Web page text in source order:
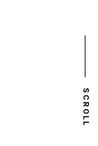
SCROLL